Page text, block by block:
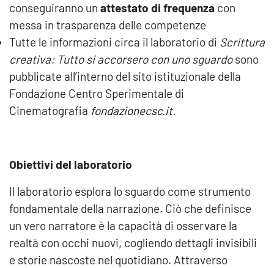
conseguiranno un attestato di frequenza con
messa in trasparenza delle competenze
Tutte le informazioni circa il laboratorio di Scrittura
creativa: Tutto si accorsero con uno sguardosono
pubblicate all’interno del sito istituzionale della
Fondazione Centro Sperimentale di
Cinematografia fondazionecsc.it.
Obiettivi del laboratorio
Il laboratorio esplora lo sguardo come strumento
fondamentale della narrazione. Ciò che definisce
un vero narratore è la capacità di osservare la
realtà con occhi nuovi, cogliendo dettagli invisibili
e storie nascoste nel quotidiano. Attraverso